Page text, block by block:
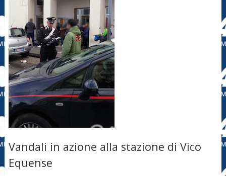
Vandali in azione alla stazione di Vico
Equense